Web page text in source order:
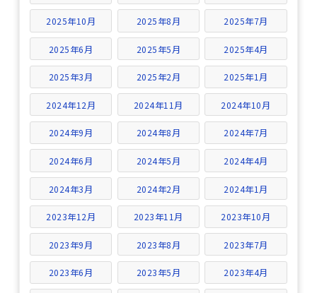
2025年10月 2025年8月 2025年7月
2025年6月 2025年5月 2025年4月
2025年3月 2025年2月 2025年1月
2024年12月 2024年11月 2024年10月
2024年9月 2024年8月 2024年7月
2024年6月 2024年5月 2024年4月
2024年3月 2024年2月 2024年1月
2023年12月 2023年11月 2023年10月
2023年9月 2023年8月 2023年7月
2023年6月 2023年5月 2023年4月